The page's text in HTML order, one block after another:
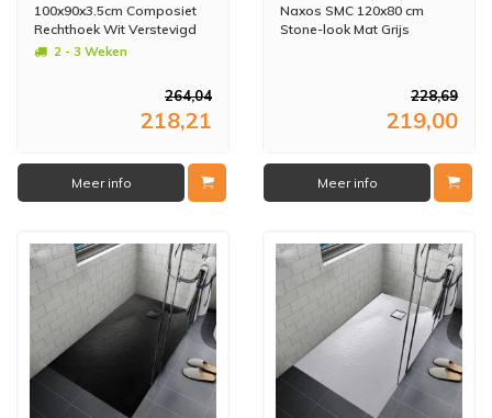
100x90x3.5cm Composiet
Rechthoek Wit Verstevigd
2 - 3 Weken
264,04
218,21
Meer info
Naxos SMC 120x80 cm
Stone-look Mat Grijs
228,69
219,00
Meer info